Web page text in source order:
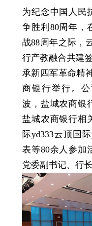
为纪念中国人民
争胜利80周年，
战88周年之际，
行产教融合共建
承新四军革命精
商银行举行。
波，盐城农商银
盐城农商银行相
际yd333云顶国
表等80余人参加
党委副书记、行